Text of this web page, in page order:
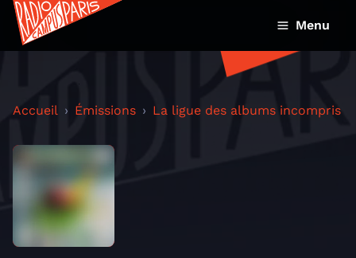
Menu
Accueil Émissions La ligue des albums incompris